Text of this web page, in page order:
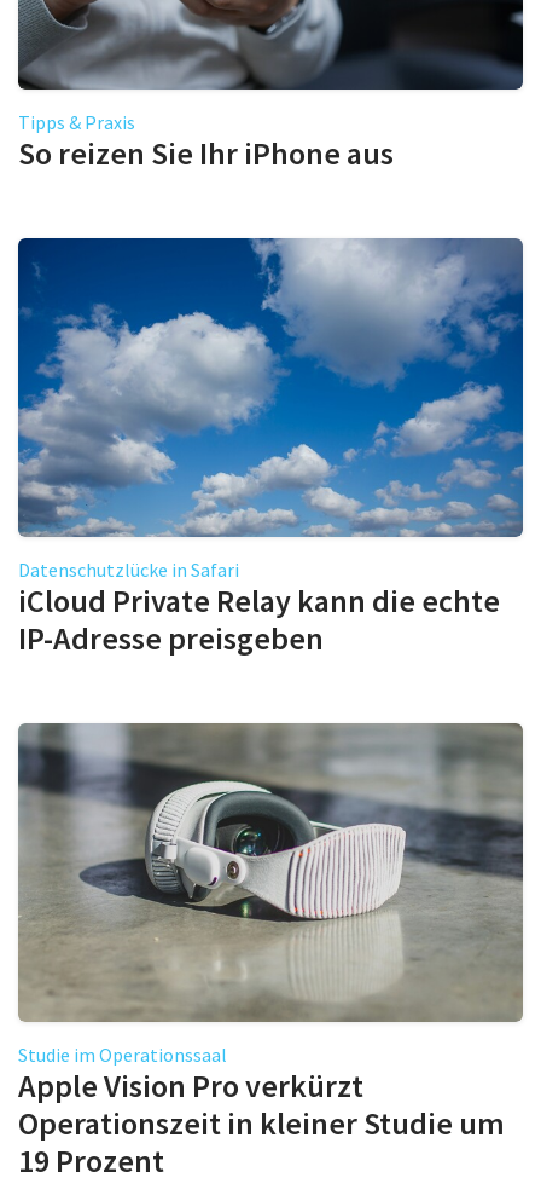
Tipps & Praxis
So reizen Sie Ihr iPhone aus
Datenschutzlücke in Safari
iCloud Private Relay kann die echte
IP-Adresse preisgeben
Studie im Operationssaal
Apple Vision Pro verkürzt
Operationszeit in kleiner Studie um
19 Prozent